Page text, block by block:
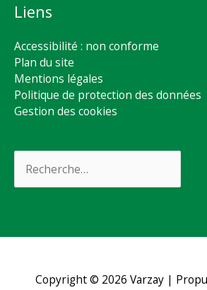
Liens
Accessibilité : non conforme
Plan du site
Mentions légales
Politique de protection des données
Gestion des cookies
Copyright © 2026 Varzay |